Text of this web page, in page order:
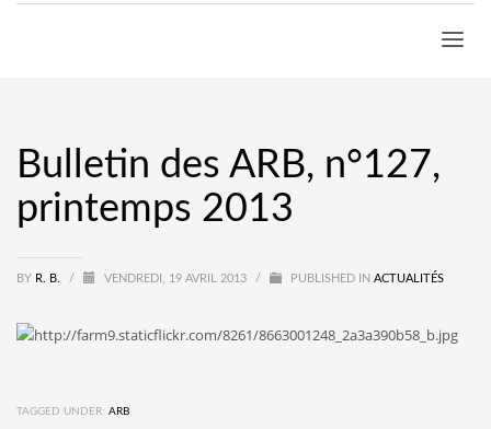
Bulletin des ARB, n°127,
printemps 2013
BY R. B. / VENDREDI, 19 AVRIL 2013 / PUBLISHED IN ACTUALITÉS
TAGGED UNDER: ARB